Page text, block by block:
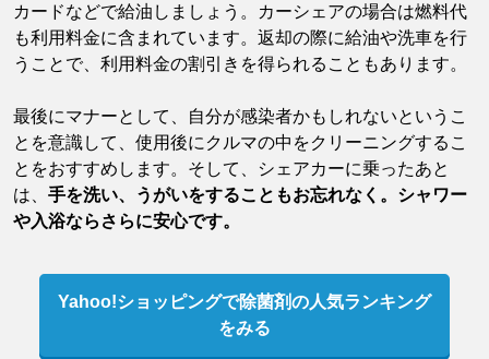
カードなどで給油しましょう。カーシェアの場合は燃料代
も利用料金に含まれています。返却の際に給油や洗車を行
うことで、利用料金の割引きを得られることもあります。
最後にマナーとして、自分が感染者かもしれないというこ
とを意識して、使用後にクルマの中をクリーニングするこ
とをおすすめします。そして、シェアカーに乗ったあと
は、 手を洗い、うがいをすることもお忘れなく。シャワー
や入浴ならさらに安心です。
Yahoo!ショッピングで除菌剤の人気ランキング
をみる